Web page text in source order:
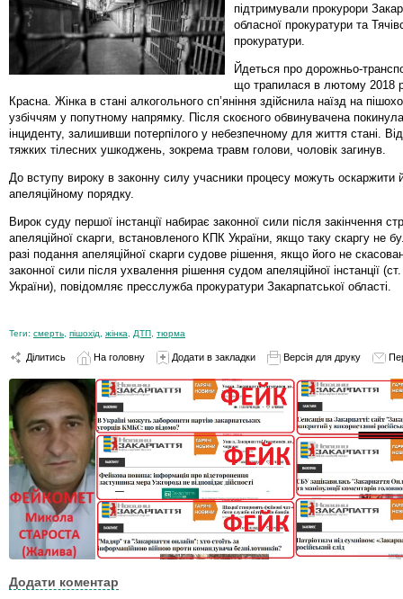
підтримували прокурори
обласної прокуратури та
прокуратури.
Йдеться про дорожньо-
що трапилася в лютому 2018
Красна. Жінка в стані алкогольного сп’яніння здійснила наїзд на
узбіччям у попутному напрямку. Після скоєного обвинувачена
інциденту, залишивши потерпілого у небезпечному для життя стані.
тяжких тілесних ушкоджень, зокрема травм голови, чоловік загинув.
До вступу вироку в законну силу учасники процесу можуть оскаржити
апеляційному порядку.
Вирок суду першої інстанції набирає законної сили після закінчення
апеляційної скарги, встановленого КПК України, якщо таку скаргу не
разі подання апеляційної скарги судове рішення, якщо його не
законної сили після ухвалення рішення судом апеляційної інстанції
України), повідомляє пресслужба прокуратури Закарпатської області.
Теги: смерть пішохід жінка ДТП тюрма
Ділитись На головну Додати в закладки Версія для друку
Додати коментар